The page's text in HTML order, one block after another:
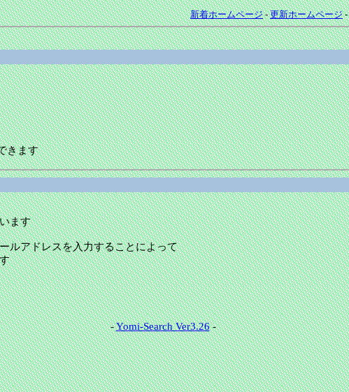
新着ホームページ-更新ホームページ-
きます
ます
ルアドレスを入力することによって
-Yomi-Search Ver3.26-